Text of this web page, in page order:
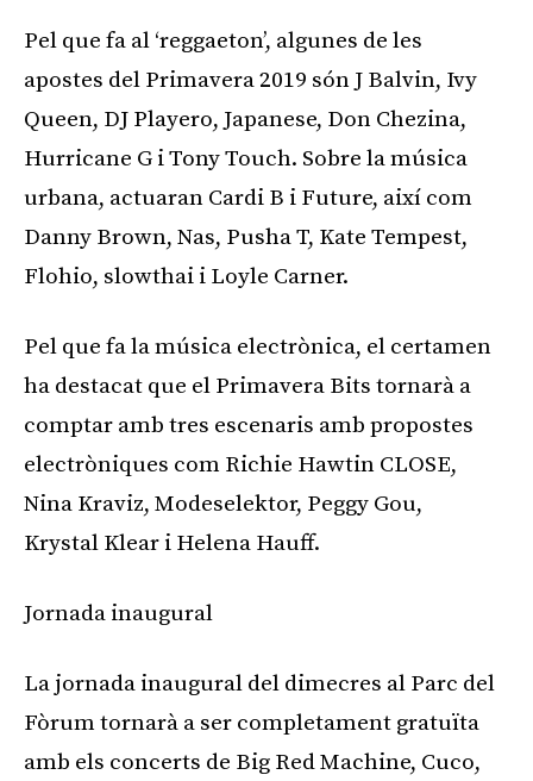
Pel que fa al ‘reggaeton’, algunes de les
apostes del Primavera 2019 són J Balvin, Ivy
Queen, DJ Playero, Japanese, Don Chezina,
Hurricane G i Tony Touch. Sobre la música
urbana, actuaran Cardi B i Future, així com
Danny Brown, Nas, Pusha T, Kate Tempest,
Flohio, slowthai i Loyle Carner.
Pel que fa la música electrònica, el certamen
ha destacat que el Primavera Bits tornarà a
comptar amb tres escenaris amb propostes
electròniques com Richie Hawtin CLOSE,
Nina Kraviz, Modeselektor, Peggy Gou,
Krystal Klear i Helena Hauff.
Jornada inaugural
La jornada inaugural del dimecres al Parc del
Fòrum tornarà a ser completament gratuïta
amb els concerts de Big Red Machine, Cuco,